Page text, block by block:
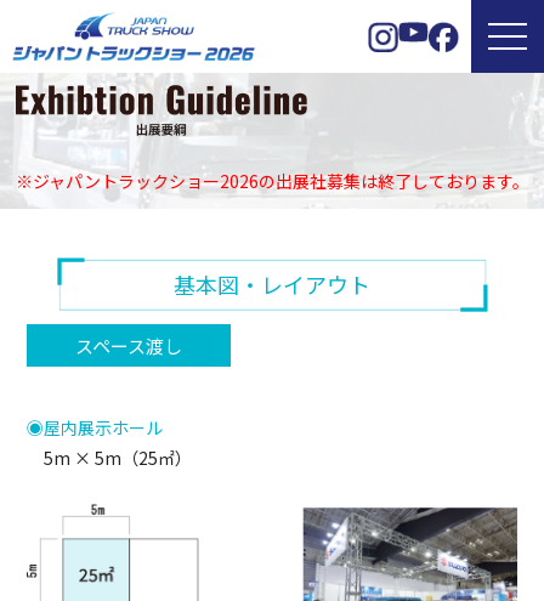
※ジャパントラックショー2026の出展社募集は終了しております。
基本図・レイアウト
スペース渡し
◉屋内展示ホール
5m × 5m（25㎡）